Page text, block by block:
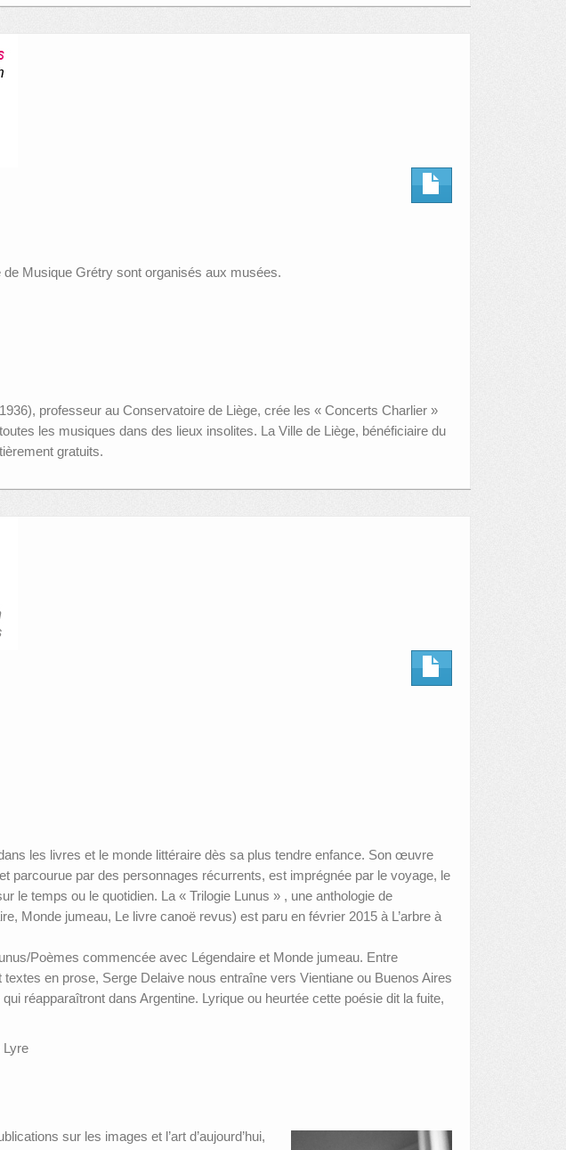
Musique Grétry sont organisés aux musées.
professeur au Conservatoire de Liège, crée les « Concerts Charlier »
les musiques dans des lieux insolites. La Ville de Liège, bénéficiaire du
gratuits.
les livres et le monde littéraire dès sa plus tendre enfance. Son œuvre
parcourue par des personnages récurrents, est imprégnée par le voyage, le
le temps ou le quotidien. La « Trilogie Lunus » , une anthologie de
Monde jumeau, Le livre canoë revus) est paru en février 2015 à L’arbre à
Poèmes commencée avec Légendaire et Monde jumeau. Entre
en prose, Serge Delaive nous entraîne vers Vientiane ou Buenos Aires
réapparaîtront dans Argentine. Lyrique ou heurtée cette poésie dit la fuite,
Lyre
sur les images et l’art d’aujourd’hui,